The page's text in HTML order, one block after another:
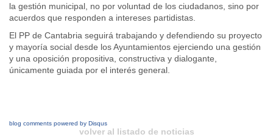
la gestión municipal, no por voluntad de los ciudadanos, sino por
acuerdos que responden a intereses partidistas.
El PP de Cantabria seguirá trabajando y defendiendo su proyecto
y mayoría social desde los Ayuntamientos ejerciendo una gestión
y una oposición propositiva, constructiva y dialogante,
únicamente guiada por el interés general.
blog comments powered by Disqus
volver al listado de noticias